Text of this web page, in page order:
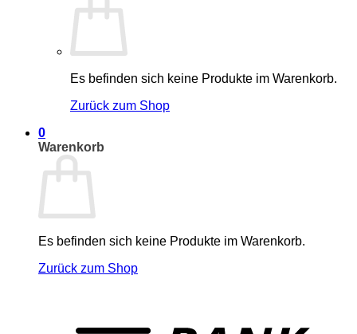
Es befinden sich keine Produkte im Warenkorb.
Zurück zum Shop
0
Warenkorb
Es befinden sich keine Produkte im Warenkorb.
Zurück zum Shop